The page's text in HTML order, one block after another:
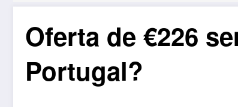
Oferta de €226
Portugal?